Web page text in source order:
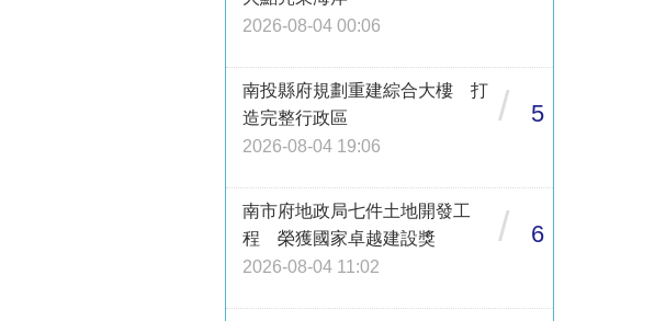
2026-08-04 00:06
南投縣府規劃重建綜合大樓 打
造完整行政區
2026-08-04 19:06
/ 5
南市府地政局七件土地開發工
程 榮獲國家卓越建設獎
2026-08-04 11:02
/ 6